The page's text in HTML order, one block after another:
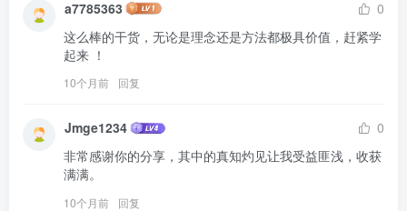
a7785363
0
这么棒的干货，无论是理念还是方法都极具价值，赶紧学
起来 ！
10个月前 回复
Jmge1234
0
非常感谢你的分享，其中的真知灼见让我受益匪浅，收获
满满。
10个月前 回复